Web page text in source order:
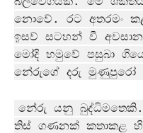
නොවේ. රට අතරමං
ඉසව් සටහන් වී
මෝදි හමුවේ පසුබා
නේරුගේ දරු මුණුපුරෝ
නේරු යනු
තිස් ගණනක් කතාකළ